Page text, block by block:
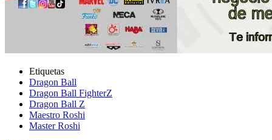
Etiquetas
Dragon Ball
Dragon Ball FighterZ
Dragon Ball Z
Maestro Roshi
Master Roshi